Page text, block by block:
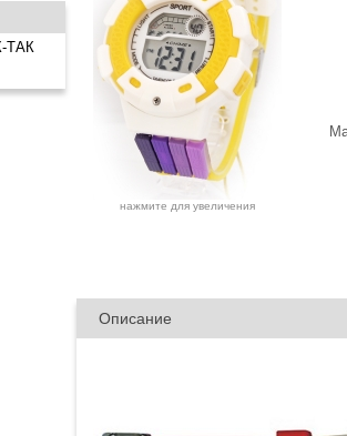
ТАК
нажмите для увеличения
Описание